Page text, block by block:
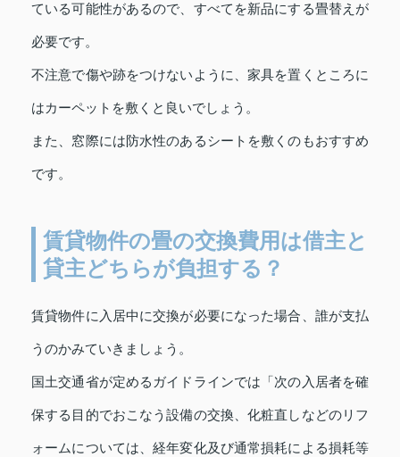
ている可能性があるので、すべてを新品にする畳替えが
必要です。
不注意で傷や跡をつけないように、家具を置くところに
はカーペットを敷くと良いでしょう。
また、窓際には防水性のあるシートを敷くのもおすすめ
です。
賃貸物件の畳の交換費用は借主と
貸主どちらが負担する？
賃貸物件に入居中に交換が必要になった場合、誰が支払
うのかみていきましょう。
国土交通省が定めるガイドラインでは「次の入居者を確
保する目的でおこなう設備の交換、化粧直しなどのリフ
ォームについては、経年変化及び通常損耗による損耗等